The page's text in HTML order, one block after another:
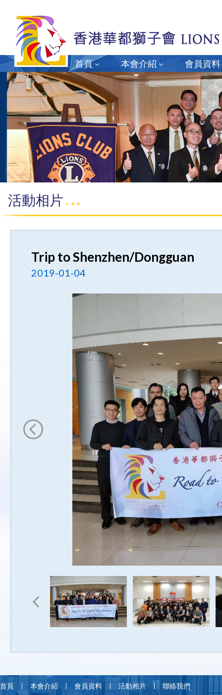
首頁 本會介紹 會員資料
活動相片
Trip to Shenzhen/Dongguan
2019-01-04
首頁 本會介紹 會員資料 活動相片
聯絡我們